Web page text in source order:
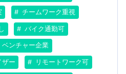
チームワーク重視
バイク通勤可
ベンチャー企業
ザー リモートワーク可